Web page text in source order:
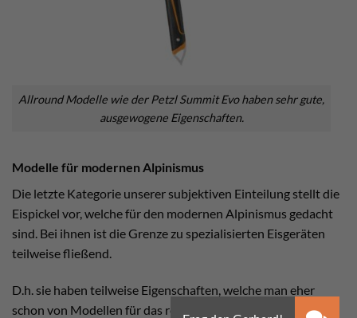
Allround Modelle wie der Petzl Summit Evo haben sehr gute,
ausgewogene Eigenschaften.
Modelle für modernen Alpinismus
Die letzte Kategorie unserer subjektiven Einteilung stellt die
Eispickel vor, welche für den modernen Alpinismus gedacht
sind. Bei ihnen ist die Grenze zu spezialisierten Eisgeräten
teilweise fließend.
D.h. sie haben teilweise Eigenschaften, welche man eher
schon von Modellen für das reine Eisklettern kennt. Wie